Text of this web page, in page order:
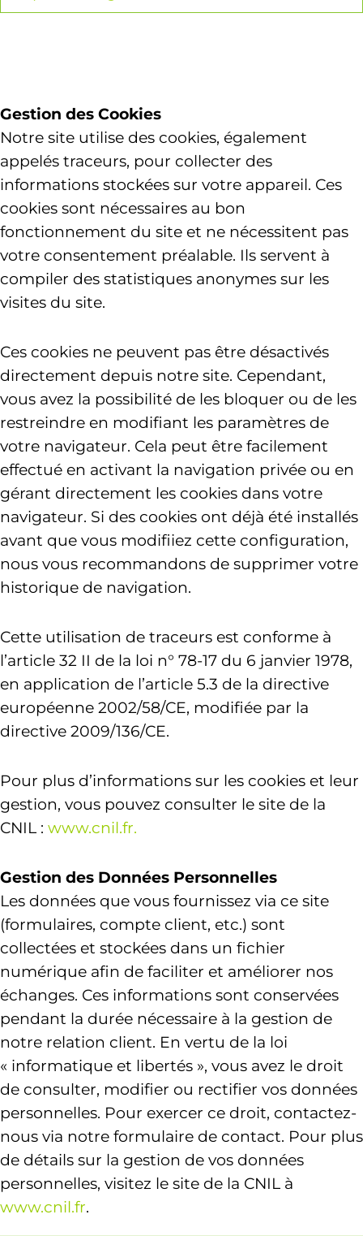
Gestion des Cookies
Notre site utilise des cookies, également
appelés traceurs, pour collecter des
informations stockées sur votre appareil. Ces
cookies sont nécessaires au bon
fonctionnement du site et ne nécessitent pas
votre consentement préalable. Ils servent à
compiler des statistiques anonymes sur les
visites du site.
Ces cookies ne peuvent pas être désactivés
directement depuis notre site. Cependant,
vous avez la possibilité de les bloquer ou de les
restreindre en modifiant les paramètres de
votre navigateur. Cela peut être facilement
effectué en activant la navigation privée ou en
gérant directement les cookies dans votre
navigateur. Si des cookies ont déjà été installés
avant que vous modifiiez cette configuration,
nous vous recommandons de supprimer votre
historique de navigation.
Cette utilisation de traceurs est conforme à
l’article 32 II de la loi n° 78-17 du 6 janvier 1978,
en application de l’article 5.3 de la directive
européenne 2002/58/CE, modifiée par la
directive 2009/136/CE.
Pour plus d’informations sur les cookies et leur
gestion, vous pouvez consulter le site de la
CNIL : www.cnil.fr.
Gestion des Données Personnelles
Les données que vous fournissez via ce site
(formulaires, compte client, etc.) sont
collectées et stockées dans un fichier
numérique afin de faciliter et améliorer nos
échanges. Ces informations sont conservées
pendant la durée nécessaire à la gestion de
notre relation client. En vertu de la loi
« informatique et libertés », vous avez le droit
de consulter, modifier ou rectifier vos données
personnelles. Pour exercer ce droit, contactez-
nous via notre formulaire de contact. Pour plus
de détails sur la gestion de vos données
personnelles, visitez le site de la CNIL à
www.cnil.fr.